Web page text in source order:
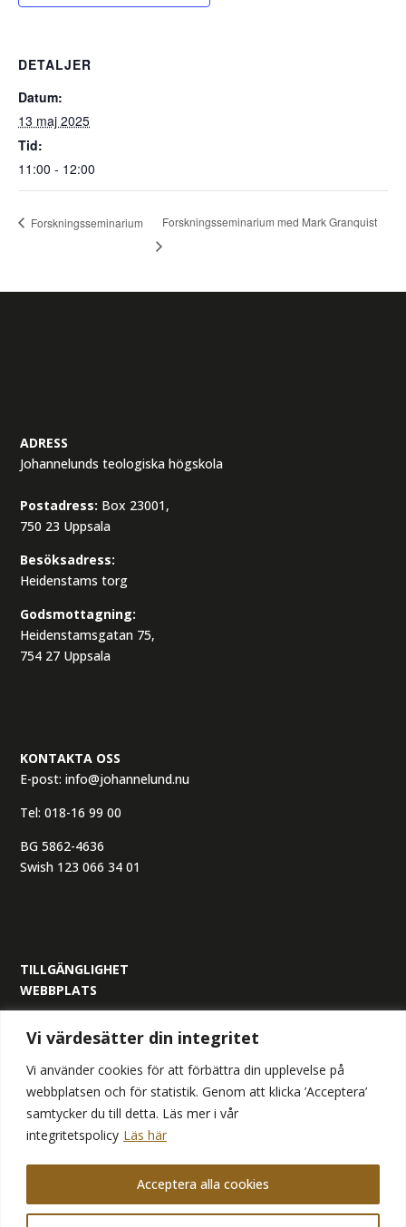
Vi värdesätter din integritet
Vi använder cookies för att förbättra din upplevelse på
webbplatsen och för statistik. Genom att klicka ’Acceptera’
samtycker du till detta. Läs mer i vår
integritetspolicy Läs här
Acceptera alla cookies
DETALJER
Datum:
13 maj 2025
Tid:
11:00 - 12:00
Forskningsseminarium Forskningsseminarium med Mark Granquist
ADRESS
Johannelunds teologiska högskola
Postadress: Box 23001,
750 23 Uppsala
Besöksadress:
Heidenstams torg
Godsmottagning:
Heidenstamsgatan 75,
754 27 Uppsala
KONTAKTA OSS
E-post:info@johannelund.nu
Tel:018-16 99 00
BG 5862-4636
Swish 123 066 34 01
TILLGÄNGLIGHET
WEBBPLATS
559305-6517